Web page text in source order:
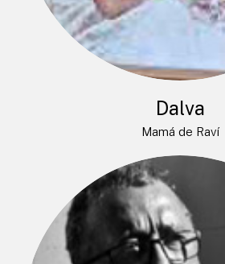
Dalva
Mamá de Raví